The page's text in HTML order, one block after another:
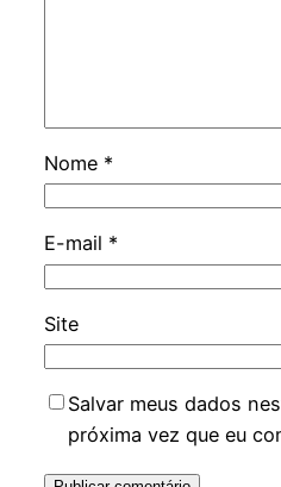
Nome *
E-mail *
Site
Salvar meus dados
próxima vez que eu